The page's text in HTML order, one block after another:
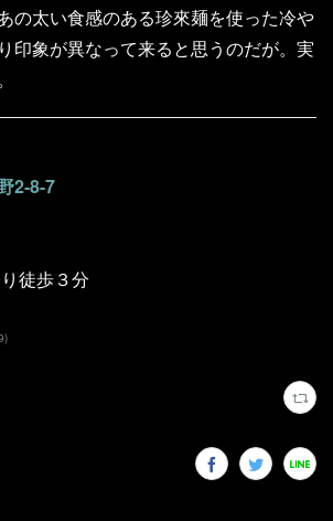
の太い食感のある珍來麺を使った冷や
印象が異なって来ると思うのだが。実
2-8-7
徒歩３分
)